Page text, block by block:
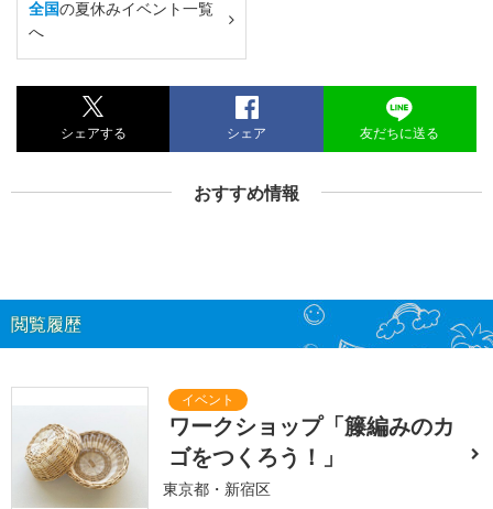
全国の夏休みイベント一覧
へ
シェアする シェア 友だちに送る
おすすめ情報
閲覧履歴
ワークショップ「籐編みのカ
ゴをつくろう！」
東京都・新宿区